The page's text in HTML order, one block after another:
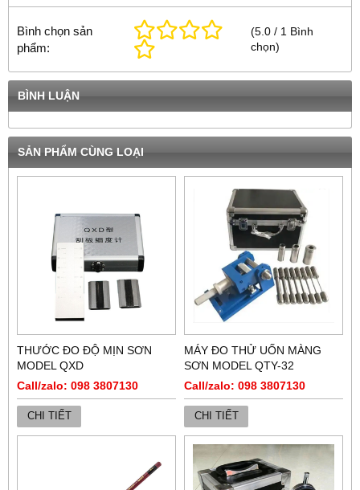
Bình chọn sản
phẩm:
(5.0 / 1 Bình
chọn)
BÌNH LUẬN
SẢN PHẨM CÙNG LOẠI
THƯỚC ĐO ĐỘ MỊN SƠN
MODEL QXD
Call/zalo: 098 3807130
CHI TIẾT
MÁY ĐO THỬ UỐN MÀNG
SƠN MODEL QTY-32
Call/zalo: 098 3807130
CHI TIẾT